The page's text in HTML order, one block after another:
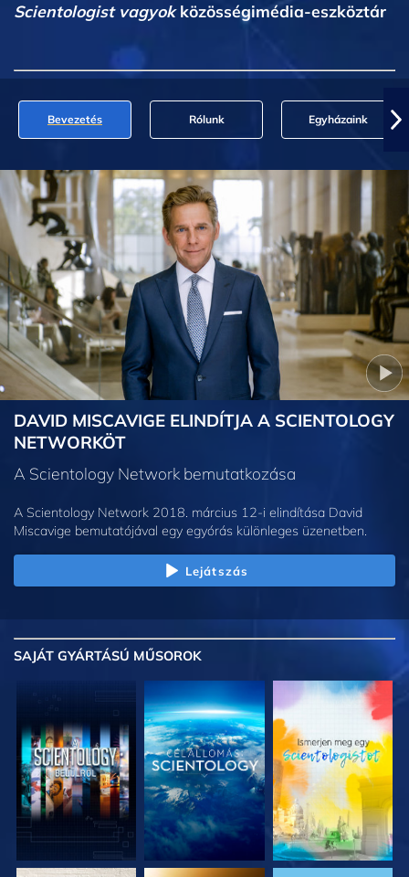
Scientologist vagyokközösségimédia-eszköztár
Bevezetés Rólunk Egyházaink
DAVID MISCAVIGE ELINDÍTJA A SCIENTOLOGY
NETWORKÖT
A Scientology Network bemutatkozása
A Scientology Network 2018. március 12-i elindítása David
Miscavige bemutatójával egy egyórás különleges üzenetben.
Lejátszás
SAJÁT GYÁRTÁSÚ MŰSOROK